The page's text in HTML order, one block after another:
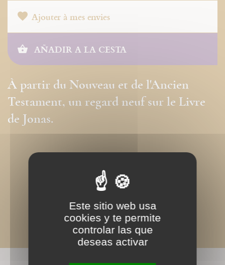
Ajouter à mes envies
AÑADIR A LA CESTA
À partir du Nouveau et de l'Ancien
Testament, un regard neuf sur le Livre
de Jonas.
Este sitio web usa
cookies y te permite
controlar las que
deseas activar